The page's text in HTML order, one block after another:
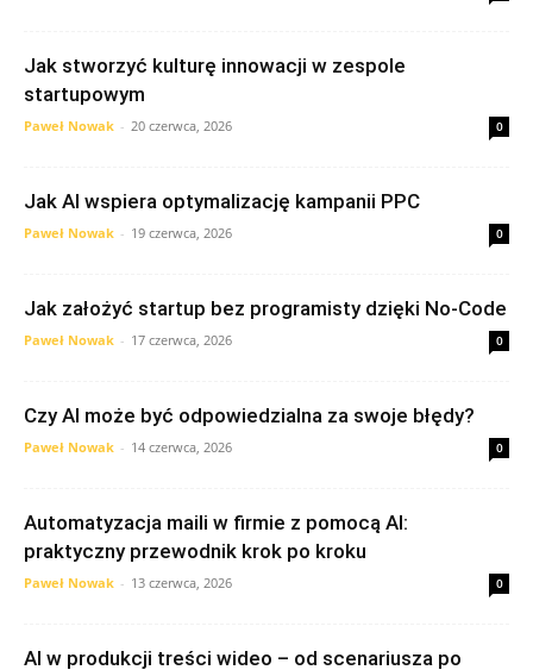
Jak stworzyć kulturę innowacji w zespole
startupowym
Paweł Nowak - 20 czerwca, 2026 0
Jak AI wspiera optymalizację kampanii PPC
Paweł Nowak - 19 czerwca, 2026 0
Jak założyć startup bez programisty dzięki No-Code
Paweł Nowak - 17 czerwca, 2026 0
Czy AI może być odpowiedzialna za swoje błędy?
Paweł Nowak - 14 czerwca, 2026 0
Automatyzacja maili w firmie z pomocą AI:
praktyczny przewodnik krok po kroku
Paweł Nowak - 13 czerwca, 2026 0
AI w produkcji treści wideo – od scenariusza po